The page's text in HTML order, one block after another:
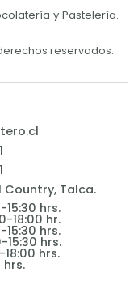
y Pastelería.
reservados.
Country, Talca.
15:30 hrs.
18:00 hr.
15:30 hrs.
15:30 hrs.
18:00 hrs.
hrs.